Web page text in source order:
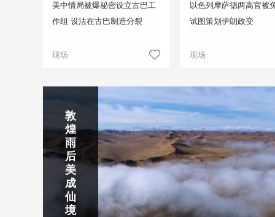
美中情局被爆秘密设立古巴工
作组 设法在古巴制造分裂
现场
以色列摩萨德两高官被
试图策划伊朗政变
现场
静赏京娘湖
京娘湖位于邯郸武安市口上村北，常年平均气温19摄氏度，夏
吉
林
市
北
山
公
园
云
探
古
北
水
镇
南
京
玄
武
湖
景
区
焦
作
红
石
峡
秦
皇
岛
金
梦
海
湾
剑
川
下
梅
岭
瀑
布
烟
雨
齐
云
山
敦
煌
雨
后
美
成
仙
境